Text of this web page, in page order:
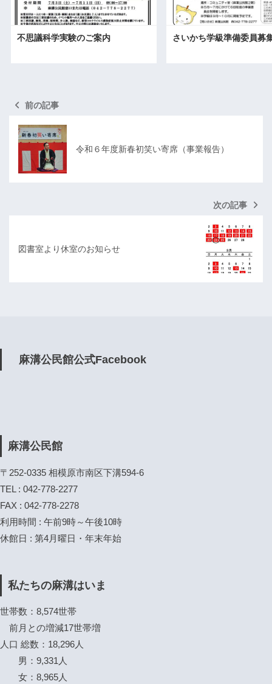
不思議科学実験のご案内 さいかち学級準備委員募
前の記事
令和６年度新春初笑い寄席（事業報告）
次の記事
図書室より休室のお知らせ
麻溝公民館公式Facebook
麻溝公民館
〒252-0335 相模原市南区下溝594-6
TEL : 042-778-2277
FAX : 042-778-2278
利用時間 : 午前9時～午後10時
休館日 : 第4月曜日・年末年始
私たちの麻溝はいま
世帯数：8,574世帯
前月との増減17世帯増
人口 総数：18,296人
男：9,331人
女：8,965人